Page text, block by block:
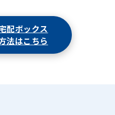
配ボックス
法はこちら